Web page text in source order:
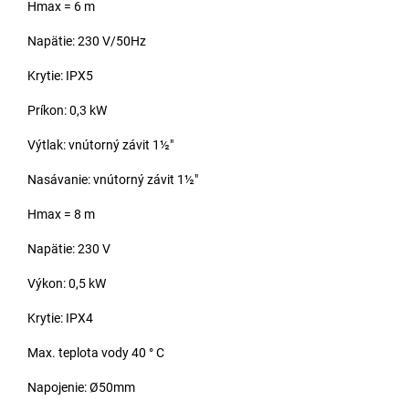
Hmax = 6 m
Napätie: 230 V/50Hz
Krytie: IPX5
Príkon: 0,3 kW
Výtlak: vnútorný závit 1½"
Nasávanie: vnútorný závit 1½"
Hmax = 8 m
Napätie: 230 V
Výkon: 0,5 kW
Krytie: IPX4
Max. teplota vody 40 ° C
Napojenie: Ø50mm